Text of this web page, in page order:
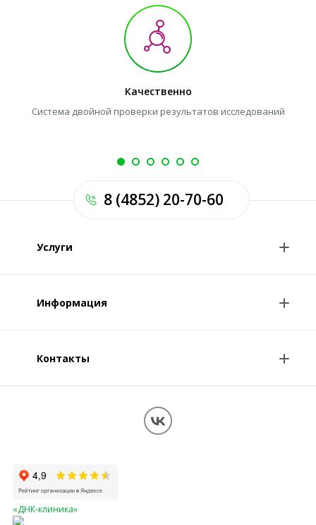
Качественно
Система двойной проверки результатов исследований
Услуги
Консультации врачей
Информация
О клинике
Обработка персональных данных
Контакты
«ДНК-клиника»
8 (4852) 20-70-60